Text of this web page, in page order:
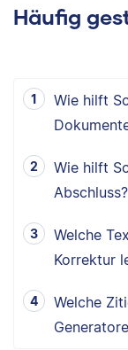
Häufig
Wie hilft
Wie hilft
Abschluss?
Welche
Korrektur
Welche